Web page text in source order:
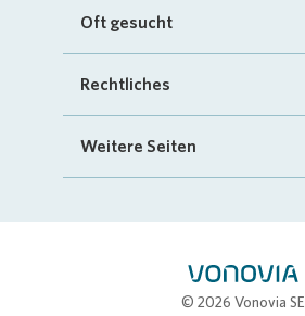
Startseite
Investoren
Oft gesucht
FAQ
„Mein Vonovia“ App
Mein Zuhause
Rechtliches
Impressum
Weitere Seiten
© 2026 Vonovia SE